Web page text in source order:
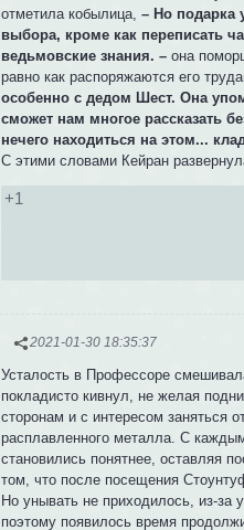
отметила кобылица,– Но подарка
выбора, кроме как переписать
ведьмовские знания. – она
равно как распоряжаются его
особенно с дедом Шест. Она
сможет нам многое рассказать
нечего находиться на этом...
С этими словами Кейран
+1
2021-01-30 18:35:37
Усталость в Профессоре
покладисто кивнул, не желая
сторонам и с интересом заняться
расплавленного металла. С
становились понятнее, оставляя
том, что после посещения
Но унывать не приходилось, из-за
поэтому появилось время